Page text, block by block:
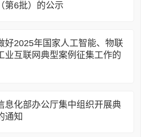
第6批）的公示
好2025年国家人工智能、物联
业互联网典型案例征集工作的
息化部办公厅集中组织开展典
通知